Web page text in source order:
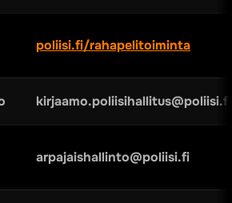
poliisi.fi/rahapelitoiminta
kirjaamo.poliisihallitus@poliisi.fi
arpajaishallinto@poliisi.fi